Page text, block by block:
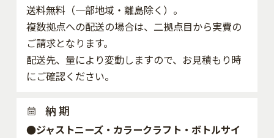
送料無料（一部地域・離島除く）。
複数拠点への配送の場合は、二拠点目から実費の
ご請求となります。
配送先、量により変動しますので、お見積もり時
にご確認ください。
納 期
●ジャストニーズ・カラークラフト・ボトルサイ